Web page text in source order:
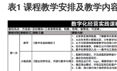
表1 课程教学安排及教学内